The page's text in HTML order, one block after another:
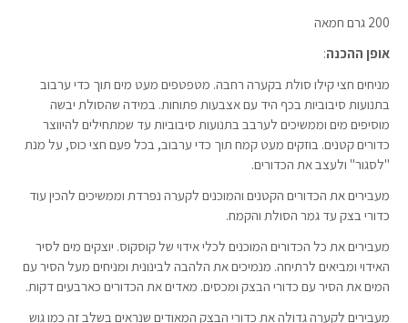
200 גרם חמאה
אופן ההכנה:
מניחים חצי קילו סולת בקערה רחבה. מטפטפים מעט מים תוך כדי ערבוב
בתנועות סיבוביות בכף היד עם אצבעות פתוחות. במידה שהסולת יבשה
מוסיפים מים וממשיכים לערבב בתנועות סיבוביות עד שמתחילים להיווצר
כדורים קטנים. בוזקים מעט קמח תוך כדי ערבוב, בכל פעם חצי כוס, על מנת
"לסגור" ולעצב את הכדורים.
מעבירים את הכדורים הקטנים והמוכנים לקערה נפרדת וממשיכים להכין עוד
כדורי בצק עד גמר הסולת והקמח.
מעבירים את כל הכדורים המוכנים לכלי אידוי של קוסקוס. יוצקים מים לסיר
האידוי ומביאים לרתיחה. מנמיכים את הלהבה לבינונית ומניחים מעל הסיר עם
המים את הסיר עם כדורי הבצק ומכסים. מאדים את הכדורים כארבעים דקות.
מעבירים לקערה גדולה את כדורי הבצק המאודים שנראים בשלב זה כמו גוש